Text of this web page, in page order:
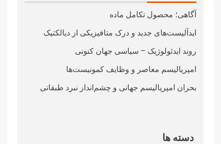
آگاهی؛ محصول تکامل ماده
ایدآلیست‌های جدید و درک متافیزیکی از دیالکتیک
روند ایدئولوژیک – سیاسی جهان کنونی
امپریالیسم معاصر و وظایف کمونیست‌ها
بحران امپریالیسم جهانی و چشم‌انداز نبرد طبقاتی
دسته ها